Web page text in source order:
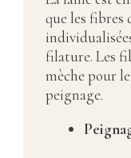
que les fibres
filature. Les
mèche pour
peignage.